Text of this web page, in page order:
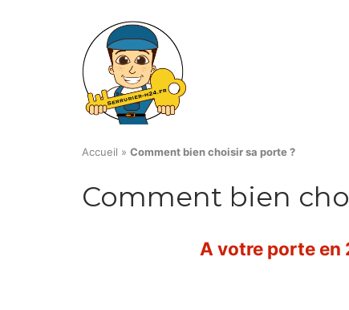
Accueil » Comment bien choisir sa porte ?
Comment bien
A votre porte